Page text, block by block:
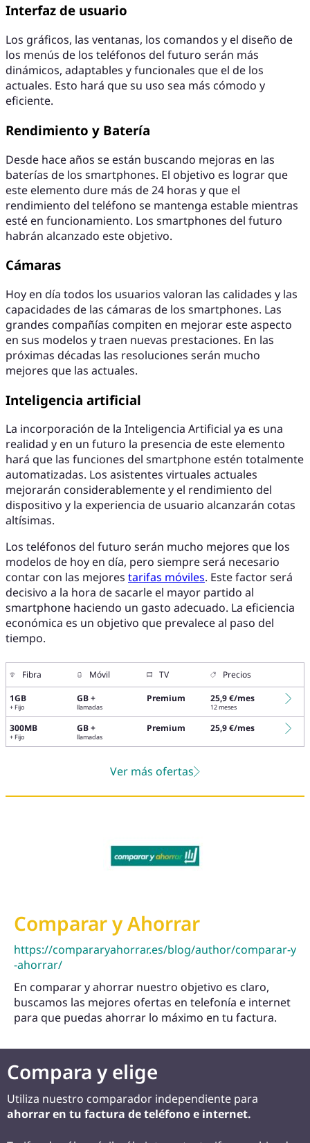
Interfaz de usuario
Los gráficos, las ventanas, los comandos y el diseño de
los menús de los teléfonos del futuro serán más
dinámicos, adaptables y funcionales que el de los
actuales. Esto hará que su uso sea más cómodo y
eficiente.
Rendimiento y Batería
Desde hace años se están buscando mejoras en las
baterías de los smartphones. El objetivo es lograr que
este elemento dure más de 24 horas y que el
rendimiento del teléfono se mantenga estable mientras
esté en funcionamiento. Los smartphones del futuro
habrán alcanzado este objetivo.
Cámaras
Hoy en día todos los usuarios valoran las calidades y las
capacidades de las cámaras de los smartphones. Las
grandes compañías compiten en mejorar este aspecto
en sus modelos y traen nuevas prestaciones. En las
próximas décadas las resoluciones serán mucho
mejores que las actuales.
Inteligencia artificial
La incorporación de la Inteligencia Artificial ya es una
realidad y en un futuro la presencia de este elemento
hará que las funciones del smartphone estén totalmente
automatizadas. Los asistentes virtuales actuales
mejorarán considerablemente y el rendimiento del
dispositivo y la experiencia de usuario alcanzarán cotas
altísimas.
Los teléfonos del futuro serán mucho mejores que los
modelos de hoy en día, pero siempre será necesario
contar con las mejores tarifas móviles. Este factor será
decisivo a la hora de sacarle el mayor partido al
smartphone haciendo un gasto adecuado. La eficiencia
económica es un objetivo que prevalece al paso del
tiempo.
Fibra Móvil TV
Precios
1GB
+ Fijo
GB +
llamadas
Premium 25,9 €/mes
12 meses
300MB
+ Fijo
GB +
llamadas
Premium 25,9 €/mes
Ver más ofertas
Comparar y Ahorrar
https://compararyahorrar.es/blog/author/comparar-y
-ahorrar/
En comparar y ahorrar nuestro objetivo es claro,
buscamos las mejores ofertas en telefonía e internet
para que puedas ahorrar lo máximo en tu factura.
Compara y elige
Utiliza nuestro comparador independiente para
ahorrar en tu factura de teléfono e internet.